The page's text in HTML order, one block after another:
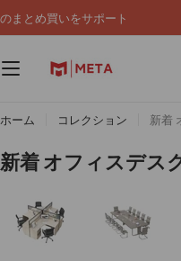
ン
ン
ツ
ス
ッ
プ
まとめ買いをサポート
ホーム コレクション 新着
コ
ク
シ
新着 オフィスデス